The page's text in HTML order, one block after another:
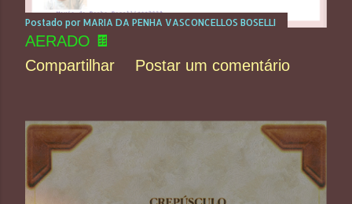
Postado por MARIA DA PENHA VASCONCELLOS BOSELLI
AERADO 🍫
Compartilhar
Postar um comentário